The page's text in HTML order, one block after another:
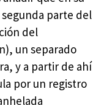
parte del
del
un separado
y a partir de ahí
por un registro